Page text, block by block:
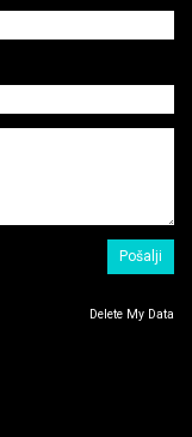
Delete My Data